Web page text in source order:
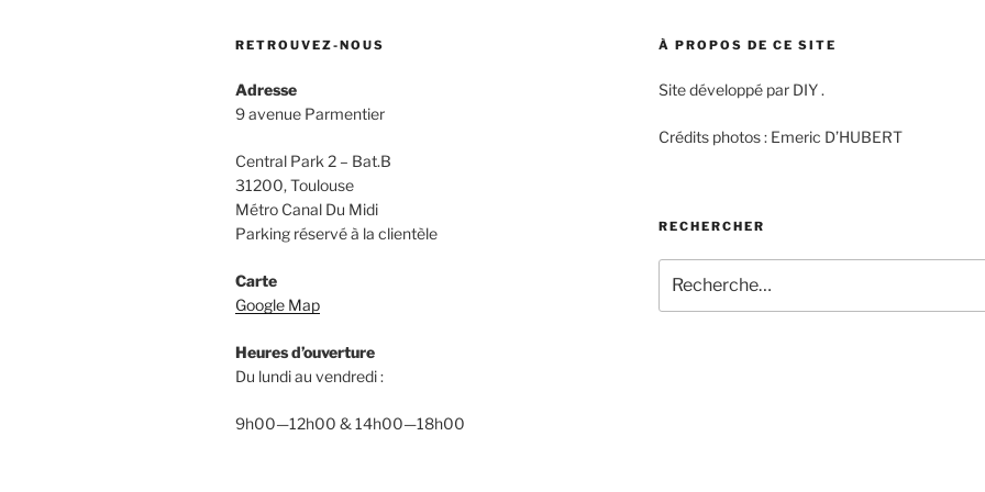
RETROUVEZ-NOUS
Adresse
9 avenue Parmentier
Central Park 2 – Bat.B
31200, Toulouse
Métro Canal Du Midi
Parking réservé à la clientèle
Carte
Google Map
Heures d’ouverture
Du lundi au vendredi :
9h00—12h00 & 14h00—18h00
À PROPOS DE CE SITE
Site développé par DIY .
Crédits photos : Emeric D’HUBERT
RECHERCHER
pour
: